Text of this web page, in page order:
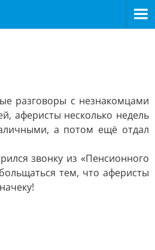
разговоры с незнакомцами
аферисты несколько недель
а потом ещё отдал
звонку из «Пенсионного
тем, что аферисты